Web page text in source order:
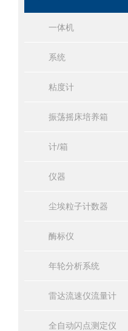
一体机
系统
粘度计
振荡摇床培养箱
计/箱
仪器
尘埃粒子计数器
酶标仪
年轮分析系统
雷达流速仪流量计
全自动闪点测定仪